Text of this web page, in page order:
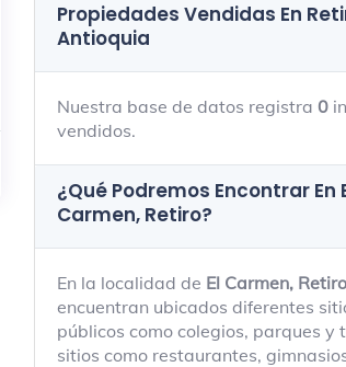
Propiedades Vendidas En
Antioquia
Nuestra base de datos registra 0
vendidos.
¿Qué Podremos Encontrar En
Carmen, Retiro?
En la localidad de El Carmen, Retiro
encuentran ubicados diferentes
públicos como colegios, parques y
sitios como restaurantes,